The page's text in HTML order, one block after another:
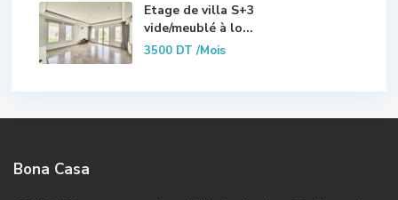
Etage de villa S+3
vide/meublé à lo...
3500 DT/Mois
Bona Casa